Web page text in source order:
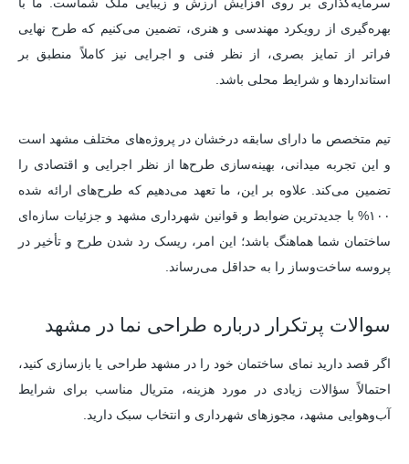
سرمایه‌گذاری بر روی افزایش ارزش و زیبایی ملک شماست. ما با
بهره‌گیری از رویکرد مهندسی و هنری، تضمین می‌کنیم که طرح نهایی
فراتر از تمایز بصری، از نظر فنی و اجرایی نیز کاملاً منطبق بر
استانداردها و شرایط محلی باشد.
تیم متخصص ما دارای سابقه درخشان در پروژه‌های مختلف مشهد است
و این تجربه میدانی، بهینه‌سازی طرح‌ها از نظر اجرایی و اقتصادی را
تضمین می‌کند. علاوه بر این، ما تعهد می‌دهیم که طرح‌های ارائه شده
۱۰۰% با جدیدترین ضوابط و قوانین شهرداری مشهد و جزئیات سازه‌ای
ساختمان شما هماهنگ باشد؛ این امر، ریسک رد شدن طرح و تأخیر در
پروسه ساخت‌وساز را به حداقل می‌رساند.
سوالات پرتکرار درباره طراحی نما در مشهد
اگر قصد دارید نمای ساختمان خود را در مشهد طراحی یا بازسازی کنید،
احتمالاً سؤالات زیادی در مورد هزینه، متریال مناسب برای شرایط
آب‌و‌هوایی مشهد، مجوزهای شهرداری و انتخاب سبک دارید.